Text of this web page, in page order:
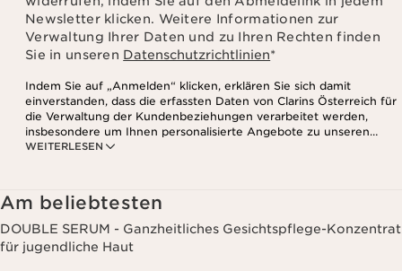
Newsletter klicken. Weitere Informationen zur
Verwaltung Ihrer Daten und zu Ihren Rechten finden
Sie in unseren Datenschutzrichtlinien*
WEITERLESEN
Indem Sie auf „Anmelden“ klicken, erklären Sie sich damit
einverstanden, dass die erfassten Daten von Clarins Österreich für
die Verwaltung der Kundenbeziehungen verarbeitet werden,
insbesondere um Ihnen personalisierte Angebote zu unseren
Produkten und Dienstleistungen entsprechend Ihrem
Websites Dritter, sowie für analytische Zwecke.
Am beliebtesten
DOUBLE SERUM - Ganzheitliches Gesichtspflege-Konzentrat
für jugendliche Haut